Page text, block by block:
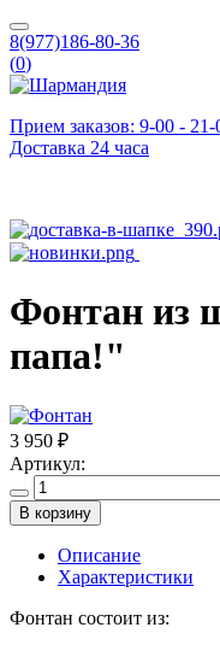
8(977)186-80-36
(0)
Прием заказов: 9-00 - 21-
Доставка 24 часа
Фонтан из
папа!"
3 950 ₽
Артикул:
В корзину
Описание
Характеристики
Фонтан состоит из: